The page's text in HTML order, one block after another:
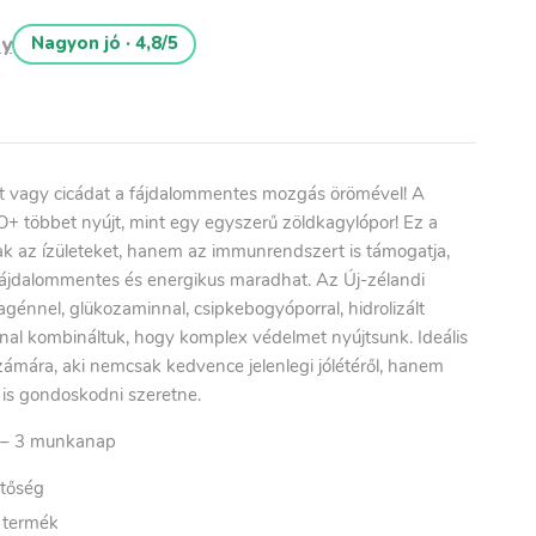
Nagyon jó · 4,8/5
cicádat a fájdalommentes mozgás örömével! A
többet nyújt, mint egy egyszerű zöldkagylópor! Ez a
az ízületeket, hanem az immunrendszert is támogatja,
és energikus maradhat. Az Új-zélandi
glükozaminnal, csipkebogyóporral, hidrolizált
kombináltuk, hogy komplex védelmet nyújtsunk. Ideális
aki nemcsak kedvence jelenlegi jólétéről, hanem
gondoskodni szeretne.
3 munkanap